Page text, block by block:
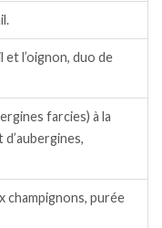
et l’oignon, duo de
farcies) à la
champignons, purée